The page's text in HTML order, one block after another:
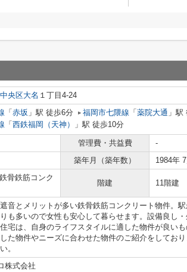
央区大名 １丁目4-24
「 赤坂 」駅 徒歩6分 福岡市七隈線 「 薬院大通 」駅
「 西鉄福岡（天神） 」駅 徒歩10分
管理費・共益費
-
築年月（築年数） 1984年
骨鉄筋コンク
階建 11階建
音とメリットが多い鉄骨鉄筋コンクリート物件。
も多いので女性も安心して暮らせます。設備良し
宅は、自身のライフスタイルに適した物件が良い
た物件やニーズに合わせた物件のご紹介をしてお
。
株式会社